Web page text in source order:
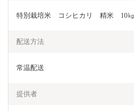
特別栽培米　コシヒカリ　精米　10㎏
配送方法
常温配送
提供者